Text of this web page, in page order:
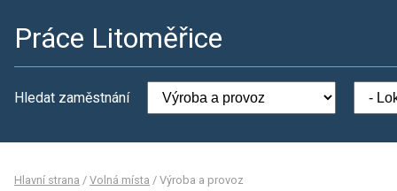
Práce Litoměřice
Hledat zaměstnání
Hlavní strana / Volná místa / Výroba a provoz